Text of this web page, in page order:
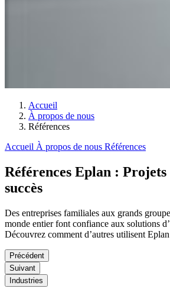
Accueil
À propos de nous
Références
Accueil À propos de nous Références
Références Eplan : Projets
succès
Des entreprises familiales aux grands
monde entier font confiance aux solutions
Découvrez comment d’autres utilisent
Précédent
Suivant
Industries